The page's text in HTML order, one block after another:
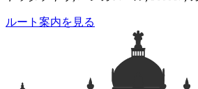
ルート案内を見る